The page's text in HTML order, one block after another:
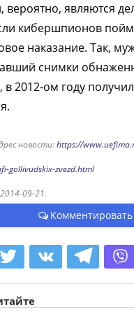
вероятно, являются
кибершпионов
наказание. Так,
снимки
в 2012-ом году
новости:https://
gollivudskix-zvezd.html
09-21.
Комментировать